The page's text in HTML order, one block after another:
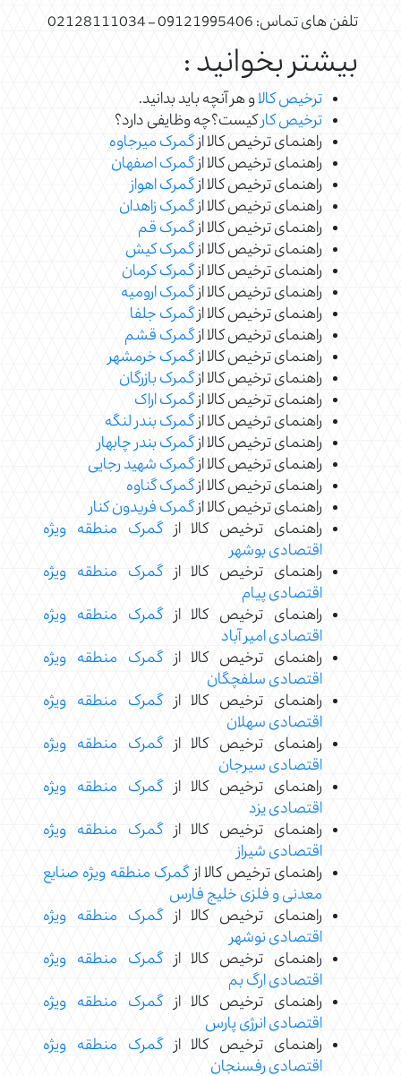
تلفن های تماس: 09121995406 – 02128111034
بیشتر بخوانید :
ترخیص کالاو هر آنچه باید بدانید.
ترخیص کارکیست؟چه وظایفی دارد؟
راهنمای ترخیص کالا ازگمرک میرجاوه
راهنمای ترخیص کالا ازگمرک اصفهان
راهنمای ترخیص کالا ازگمرک اهواز
راهنمای ترخیص کالا ازگمرک زاهدان
راهنمای ترخیص کالا ازگمرک قم
راهنمای ترخیص کالا ازگمرک کیش
راهنمای ترخیص کالا ازگمرک کرمان
راهنمای ترخیص کالا ازگمرک ارومیه
راهنمای ترخیص کالا ازگمرک جلفا
راهنمای ترخیص کالا ازگمرک قشم
راهنمای ترخیص کالا ازگمرک خرمشهر
راهنمای ترخیص کالا ازگمرک بازرگان
راهنمای ترخیص کالا ازگمرک اراک
راهنمای ترخیص کالا ازگمرک بندر لنگه
راهنمای ترخیص کالا ازگمرک بندر چابهار
راهنمای ترخیص کالا ازگمرک شهید رجایی
راهنمای ترخیص کالا ازگمرک گناوه
راهنمای ترخیص کالا ازگمرک فریدون کنار
راهنمای ترخیص کالا ازگمرک منطقه ویژه
اقتصادی بوشهر
راهنمای ترخیص کالا ازگمرک منطقه ویژه
اقتصادی پیام
راهنمای ترخیص کالا ازگمرک منطقه ویژه
اقتصادی امیر آباد
راهنمای ترخیص کالا ازگمرک منطقه ویژه
اقتصادی سلفچگان
راهنمای ترخیص کالا ازگمرک منطقه ویژه
اقتصادی سهلان
راهنمای ترخیص کالا ازگمرک منطقه ویژه
اقتصادی سیرجان
راهنمای ترخیص کالا ازگمرک منطقه ویژه
اقتصادی یزد
راهنمای ترخیص کالا ازگمرک منطقه ویژه
اقتصادی شیراز
راهنمای ترخیص کالا ازگمرک منطقه ویژه صنایع
معدنی و فلزی خلیج فارس
راهنمای ترخیص کالا ازگمرک منطقه ویژه
اقتصادی نوشهر
راهنمای ترخیص کالا ازگمرک منطقه ویژه
اقتصادی ارگ بم
راهنمای ترخیص کالا ازگمرک منطقه ویژه
اقتصادی انرژی پارس
راهنمای ترخیص کالا ازگمرک منطقه ویژه
اقتصادی رفسنجان